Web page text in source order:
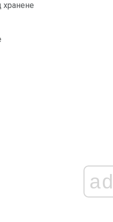
хранене
ad